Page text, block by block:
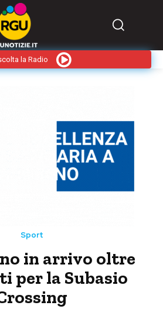
la Radio
Sport
in arrivo oltre
per la Subasio